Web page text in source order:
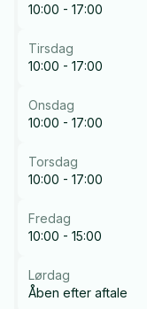
10:00 - 17:00
Tirsdag
10:00 - 17:00
Onsdag
10:00 - 17:00
Torsdag
10:00 - 17:00
Fredag
10:00 - 15:00
Lørdag
Åben efter aftale